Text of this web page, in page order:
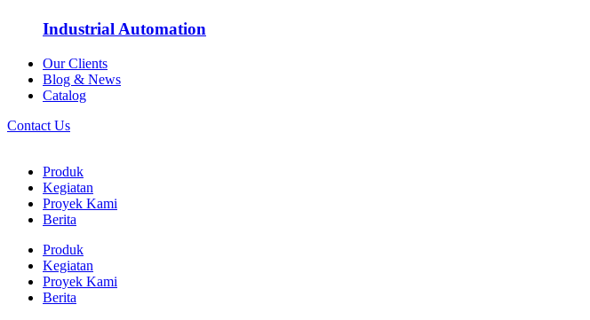
Industrial Automation
Our Clients
Blog & News
Catalog
Contact Us
Produk
Kegiatan
Proyek Kami
Berita
Produk
Kegiatan
Proyek Kami
Berita